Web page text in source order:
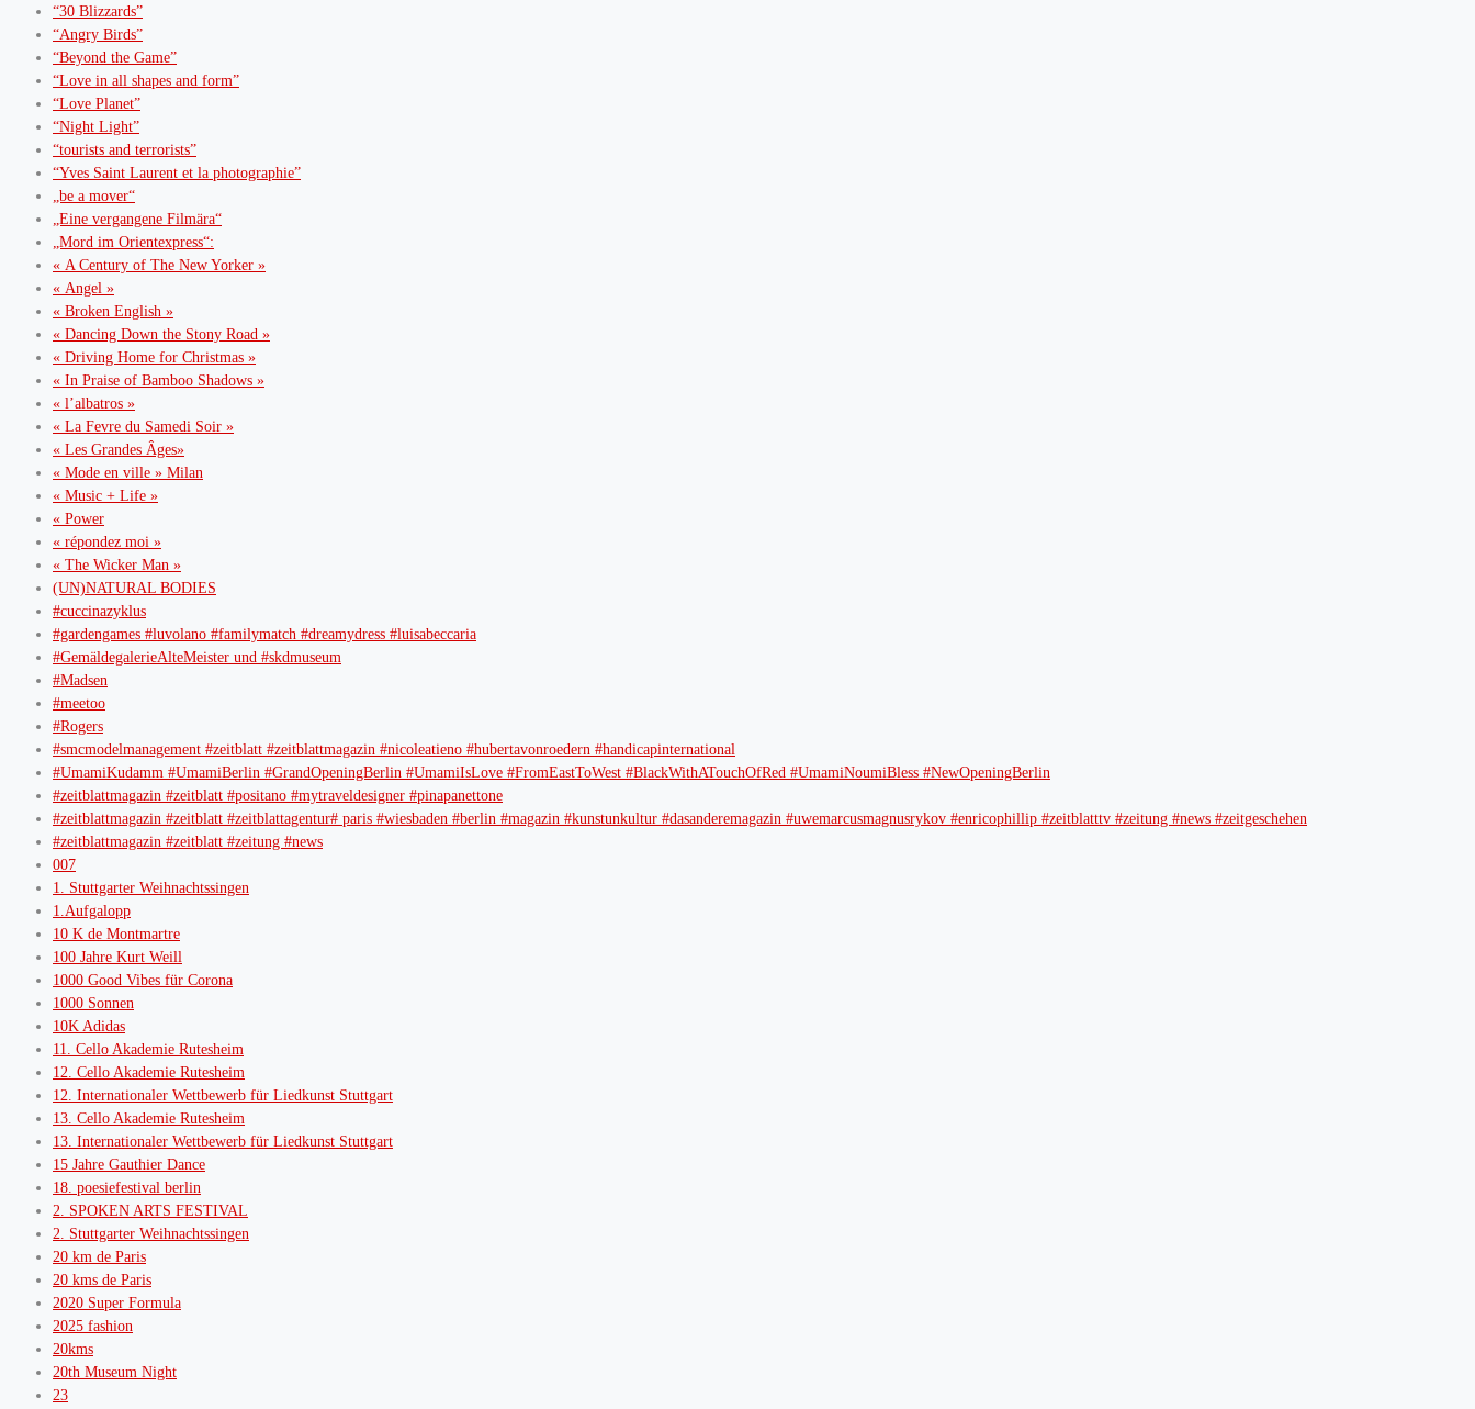
“30 Blizzards”
“Angry Birds”
“Beyond the Game”
“Love in all shapes and form”
“Love Planet”
“Night Light”
“tourists and terrorists”
“Yves Saint Laurent et la photographie”
„be a mover“
„Eine vergangene Filmära“
„Mord im Orientexpress“:
« A Century of The New Yorker »
« Angel »
« Broken English »
« Dancing Down the Stony Road »
« Driving Home for Christmas »
« In Praise of Bamboo Shadows »
« l’albatros »
« La Fevre du Samedi Soir »
« Les Grandes Âges»
« Mode en ville » Milan
« Music + Life »
« Power
« répondez moi »
« The Wicker Man »
(UN)NATURAL BODIES
#cuccinazyklus
#gardengames #luvolano #familymatch #dreamydress #luisabeccaria
#GemäldegalerieAlteMeister und #skdmuseum
#Madsen
#meetoo
#Rogers
#smcmodelmanagement #zeitblatt #zeitblattmagazin #nicoleatieno #hubertavonroedern #handicapinternational
#UmamiKudamm #UmamiBerlin #GrandOpeningBerlin #UmamiIsLove #FromEastToWest #BlackWithATouchOfRed #UmamiNoumiBless #NewOpeningBerlin
#zeitblattmagazin #zeitblatt #positano #mytraveldesigner #pinapanettone
#zeitblattmagazin #zeitblatt #zeitblattagentur# paris #wiesbaden #berlin #magazin #kunstunkultur #dasanderemagazin #uwemarcusmagnusrykov #enricophillip #zeitblatttv #zeitung #news #zeitgeschehen
#zeitblattmagazin #zeitblatt #zeitung #news
007
1. Stuttgarter Weihnachtssingen
1.Aufgalopp
10 K de Montmartre
100 Jahre Kurt Weill
1000 Good Vibes für Corona
1000 Sonnen
10K Adidas
11. Cello Akademie Rutesheim
12. Cello Akademie Rutesheim
12. Internationaler Wettbewerb für Liedkunst Stuttgart
13. Cello Akademie Rutesheim
13. Internationaler Wettbewerb für Liedkunst Stuttgart
15 Jahre Gauthier Dance
18. poesiefestival berlin
2. SPOKEN ARTS FESTIVAL
2. Stuttgarter Weihnachtssingen
20 km de Paris
20 kms de Paris
2020 Super Formula
2025 fashion
20kms
20th Museum Night
23